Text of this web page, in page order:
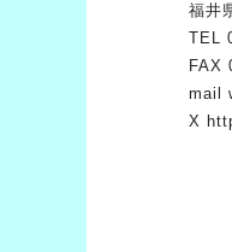
福井
TEL
FAX
mail
X